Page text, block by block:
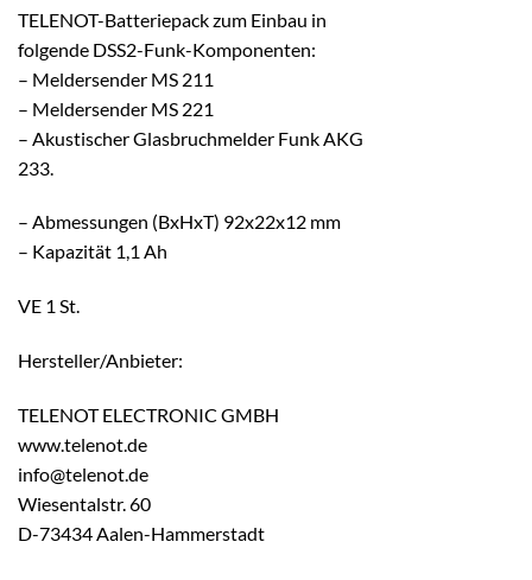
TELENOT-Batteriepack zum Einbau in
folgende DSS2-Funk-Komponenten:
– Meldersender MS 211
– Meldersender MS 221
– Akustischer Glasbruchmelder Funk AKG
233.
– Abmessungen (BxHxT) 92x22x12 mm
– Kapazität 1,1 Ah
VE 1 St.
Hersteller/Anbieter:
TELENOT ELECTRONIC GMBH
www.telenot.de
info@telenot.de
Wiesentalstr. 60
D-73434 Aalen-Hammerstadt